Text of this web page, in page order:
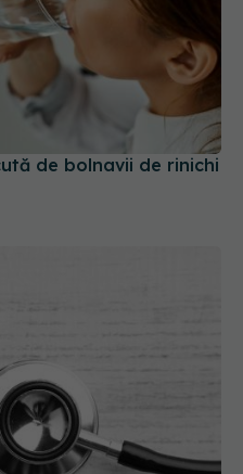
de bolnavii de rinichi